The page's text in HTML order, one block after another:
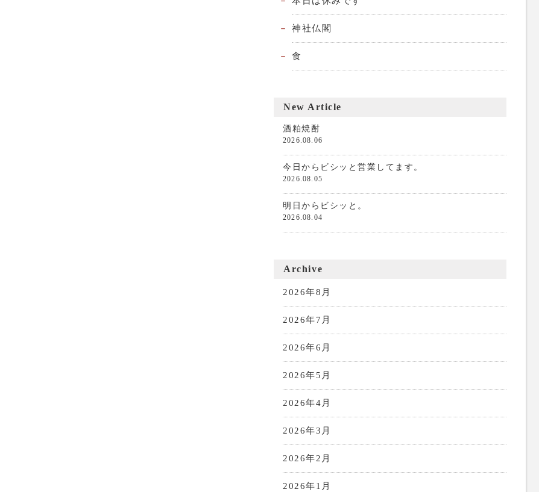
神社仏閣
食
New Article
酒粕焼酎
2026.08.06
今日からビシッと営業してます。
2026.08.05
明日からビシッと。
2026.08.04
Archive
2026年8月
2026年7月
2026年6月
2026年5月
2026年4月
2026年3月
2026年2月
2026年1月